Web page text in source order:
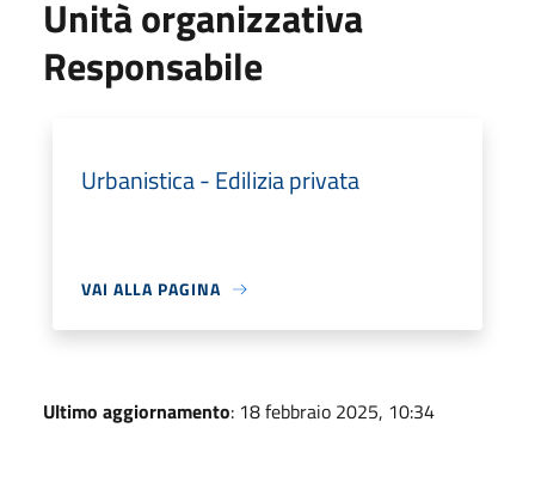
Unità organizzativa
Responsabile
Urbanistica - Edilizia privata
VAI ALLA PAGINA
Ultimo aggiornamento: 18 febbraio 2025, 10:34